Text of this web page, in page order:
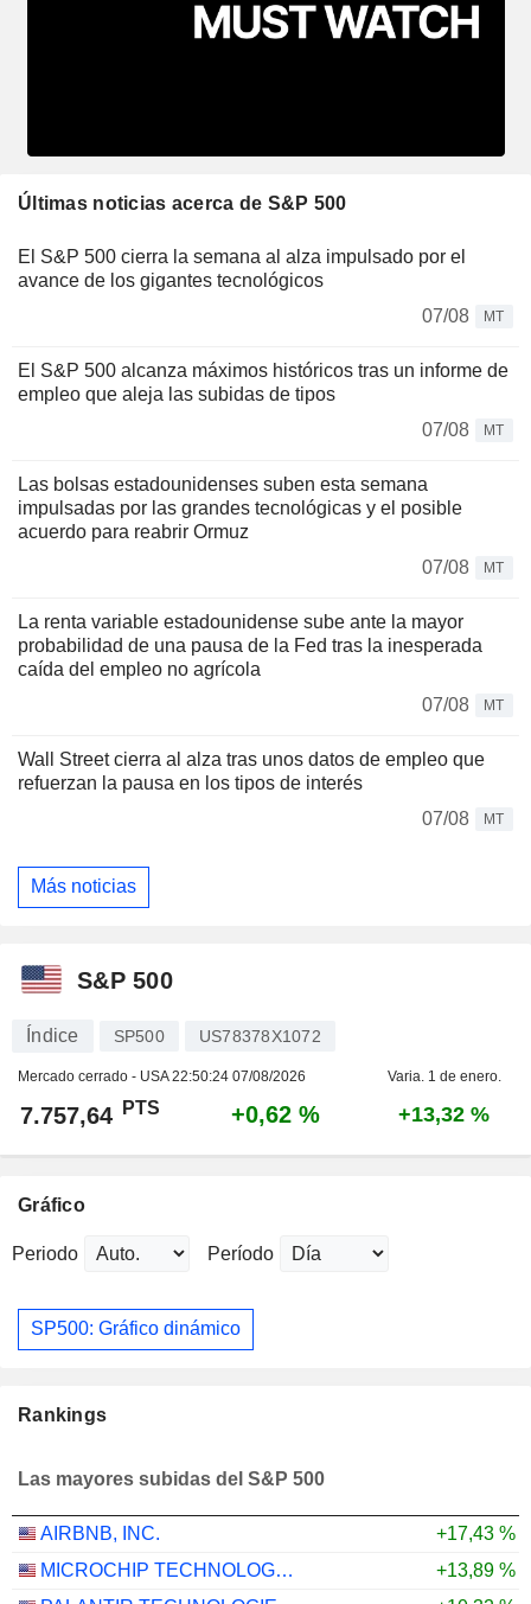
Últimas noticias acerca de S&P 500
El S&P 500 cierra la semana al alza impulsado por el
avance de los gigantes tecnológicos
07/08
MT
El S&P 500 alcanza máximos históricos tras un informe de
empleo que aleja las subidas de tipos
07/08
MT
Las bolsas estadounidenses suben esta semana
impulsadas por las grandes tecnológicas y el posible
acuerdo para reabrir Ormuz
07/08
MT
La renta variable estadounidense sube ante la mayor
probabilidad de una pausa de la Fed tras la inesperada
caída del empleo no agrícola
07/08
MT
Wall Street cierra al alza tras unos datos de empleo que
refuerzan la pausa en los tipos de interés
07/08
MT
Más noticias
S&P 500
Índice SP500 US78378X1072
Mercado cerrado - USA22:50:24 07/08/2026 Varia. 1 de enero.
7.757,64 PTS +0,62 % +13,32 %
Gráfico
Periodo Período
SP500: Gráfico dinámico
Rankings
Las mayores subidas del S&P 500
AIRBNB, INC.
+17,43 %
MICROCHIP TECHNOLOGY INCORPORATED
+13,89 %